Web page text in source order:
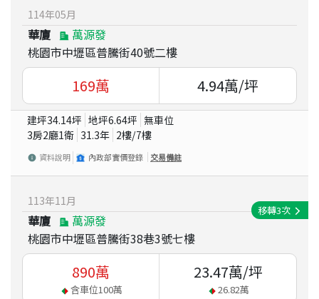
114年05月
華廈
萬源發
桃園市中壢區普騰街40號二樓
169萬 4.94萬/坪
建坪34.14坪 地坪6.64坪 無車位
3房2廳1衛 31.3年 2樓/7樓
資料說明 內政部實價登錄 交易備註
113年11 月
華廈
萬源發
桃園市中壢區普騰街38巷3號七樓
移轉3次
890萬
含車位100萬
23.47萬/坪
26.82萬